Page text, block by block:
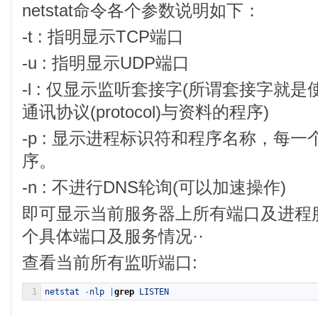
netstat命令各个参数说明如下：
-t : 指明显示TCP端口
-u : 指明显示UDP端口
-l : 仅显示监听套接字(所谓套接字就是
通讯协议(protocol)与资料的程序)
-p : 显示进程标识符和程序名称，每一
序。
-n : 不进行DNS轮询(可以加速操作)
即可显示当前服务器上所有端口及进
个具体端口及服务情况··
查看当前所有监听端口:
1 netstat -nlp grep LISTEN